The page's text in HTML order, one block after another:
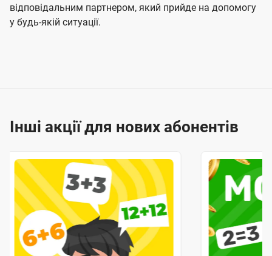
відповідальним партнером, який прийде на допомогу
у будь-якій ситуації.
Інші акції для нових абонентів